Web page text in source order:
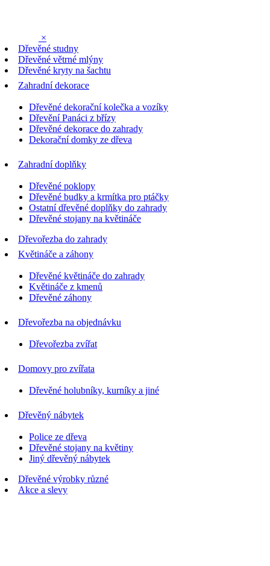
×
Dřevěné studny
Dřevěné větrné mlýny
Dřevěné kryty na šachtu
Zahradní dekorace
Dřevěné dekorační kolečka a vozíky
Dřevění Panáci z břízy
Dřevěné dekorace do zahrady
Dekorační domky ze dřeva
Zahradní doplňky
Dřevěné poklopy
Dřevěné budky a krmítka pro ptáčky
Ostatní dřevěné doplňky do zahrady
Dřevěné stojany na květináče
Dřevořezba do zahrady
Květináče a záhony
Dřevěné květináče do zahrady
Květináče z kmenů
Dřevěné záhony
Dřevořezba na objednávku
Dřevořezba zvířat
Domovy pro zvířata
Dřevěné holubníky, kurníky a jiné
Dřevěný nábytek
Police ze dřeva
Dřevěné stojany na květiny
Jiný dřevěný nábytek
Dřevěné výrobky různé
Akce a slevy